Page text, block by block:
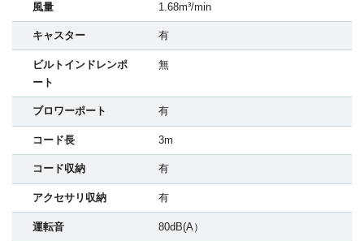
風量 1.68m³/min
キャスター 有
ビルトインドレンポ
ート
無
ブロワーポート 有
コード長 3m
コード収納 有
アクセサリ収納 有
運転音 80dB(A）